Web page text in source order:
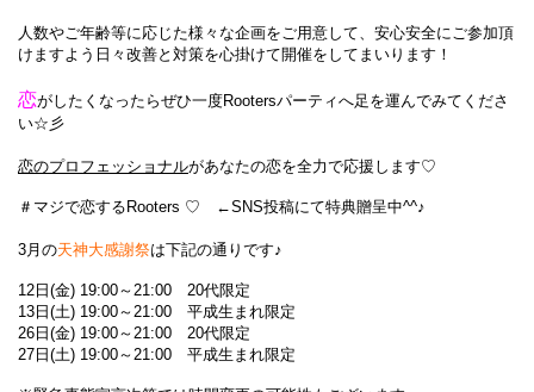
人数やご年齢等に応じた様々な企画をご用意して、安心安全にご参加頂
けますよう日々改善と対策を心掛けて開催をしてまいります！
恋がしたくなったらぜひ一度Rootersパーティへ足を運んでみてくださ
い☆彡
恋のプロフェッショナルがあなたの恋を全力で応援します♡
＃マジで恋するRooters ♡　←SNS投稿にて特典贈呈中^^♪
3月の天神大感謝祭は下記の通りです♪
12日(金) 19:00～21:00　20代限定
13日(土) 19:00～21:00　平成生まれ限定
26日(金) 19:00～21:00　20代限定
27日(土) 19:00～21:00　平成生まれ限定